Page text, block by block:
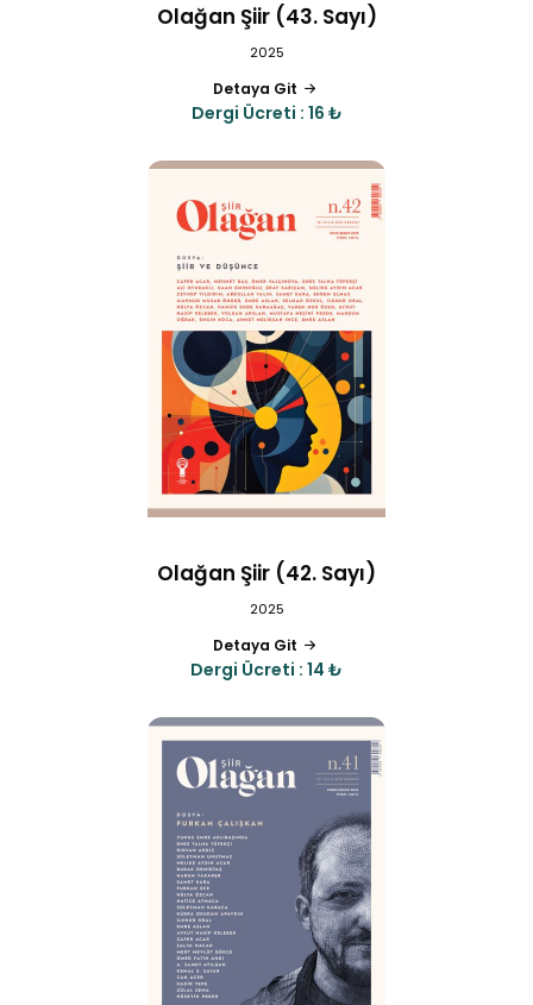
Olağan Şiir (43. Sayı)
2025
Detaya Git
Dergi Ücreti : 16 ₺
Olağan Şiir (42. Sayı)
2025
Detaya Git
Dergi Ücreti : 14 ₺